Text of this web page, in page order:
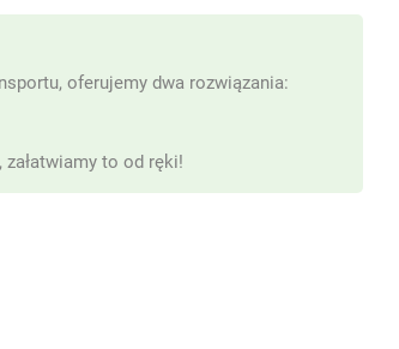
oferujemy dwa rozwiązania:
to od ręki!